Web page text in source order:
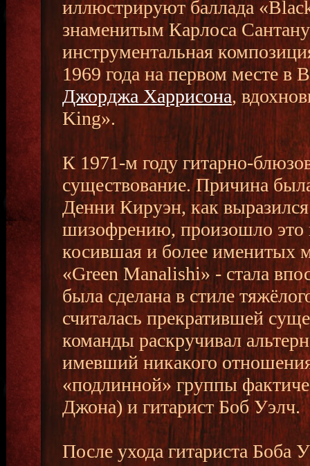
иллюстрируют баллада
знаменитым Карлоса
инструментальная
1969 года на первом месте
Джорджа Харрисона,
King».
К 1971-м году гитарно-
существование. Причина
Денни Кируэн, как
шизофрению, произошло это
косившая и более именитых
«Green Manalishi» - стала
была сделана в стиле
считалась прекратившей
команды раскручивал
имевший никакого
«подлинной» группы
Джона) и гитарист Боб Уэлч.
После ухода гитариста